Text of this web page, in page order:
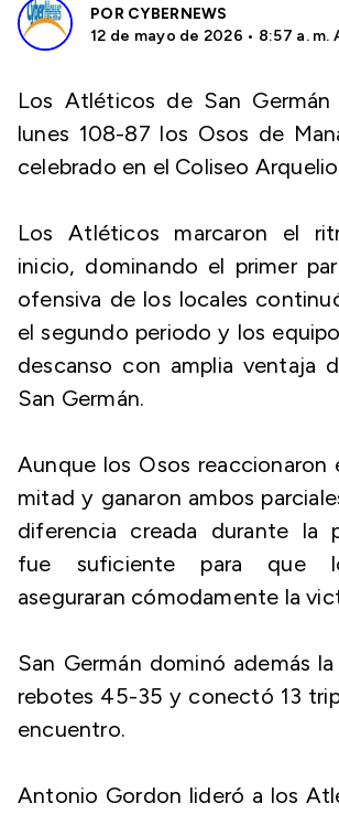
POR CYBERNEWS
12 de mayo de 2026 • 8:57 a. m.
Los Atléticos de San
lunes 108-87 los Osos de
celebrado en el Coliseo
Los Atléticos marcaron el
inicio, dominando el primer
ofensiva de los locales
el segundo periodo y los
descanso con amplia ventaja
San Germán.
Aunque los Osos reaccionaron
mitad y ganaron ambos
diferencia creada durante la
fue suficiente para que
aseguraran cómodamente la
San Germán dominó además
rebotes 45-35 y conectó 13
encuentro.
Antonio Gordon lideró a los